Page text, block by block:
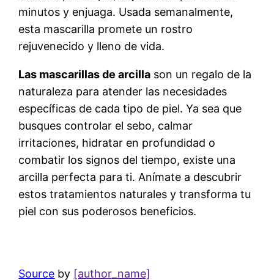
minutos y enjuaga. Usada semanalmente,
esta mascarilla promete un rostro
rejuvenecido y lleno de vida.
Las mascarillas de arcilla son un regalo de la
naturaleza para atender las necesidades
específicas de cada tipo de piel. Ya sea que
busques controlar el sebo, calmar
irritaciones, hidratar en profundidad o
combatir los signos del tiempo, existe una
arcilla perfecta para ti. Anímate a descubrir
estos tratamientos naturales y transforma tu
piel con sus poderosos beneficios.
Source by [author_name]